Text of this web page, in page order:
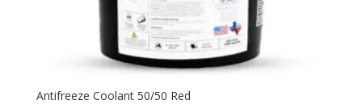
Antifreeze Coolant 50/50 Red